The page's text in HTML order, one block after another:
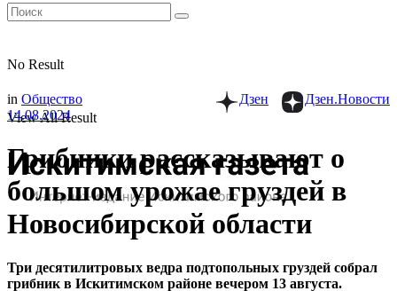
No Result
View All Result
Дзен.Новости
Дзен
in Общество
14.08.2024
Грибники рассказывают о
большом урожае груздей в
Новосибирской области
Три десятилитровых ведра подтопольных груздей собрал
грибник в Искитимском районе вечером 13 августа.